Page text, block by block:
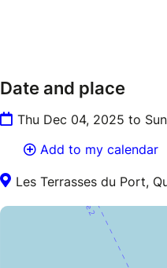
Date and place
Thu Dec 04, 2025 to
Add to my calendar
Les Terrasses du Port,